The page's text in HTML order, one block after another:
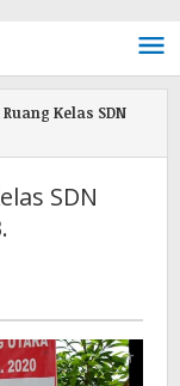
Kelas SDN
SDN